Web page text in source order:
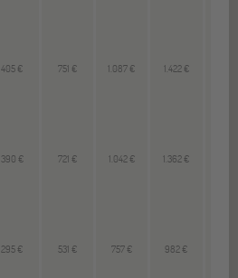
405 € 751 € 1.087 € 1.422 €
390 € 721 € 1.042 € 1.362 €
295 € 531 € 757 € 982 €